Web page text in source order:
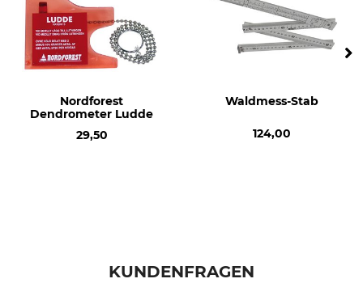
Nordforest
Dendrometer Ludde
29,50
Waldmess-Stab
124,00
KUNDENFRAGEN